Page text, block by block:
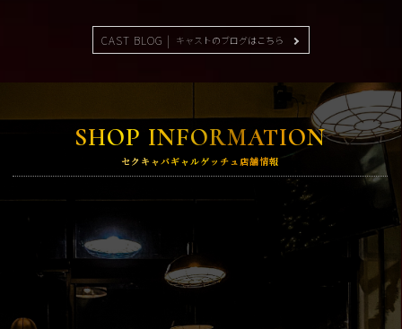
CAST BLOG | キャストのブログはこちら
SHOP INFORMATION
セクキャバギャルゲッチュ店舗情報